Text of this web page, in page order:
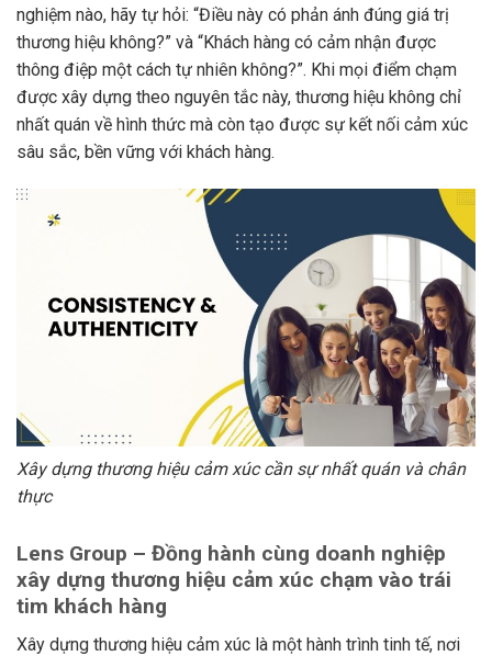
nghiệm nào, hãy tự hỏi: “Điều này có phản ánh đúng giá trị
thương hiệu không?” và “Khách hàng có cảm nhận được
thông điệp một cách tự nhiên không?”. Khi mọi điểm chạm
được xây dựng theo nguyên tắc này, thương hiệu không chỉ
nhất quán về hình thức mà còn tạo được sự kết nối cảm xúc
sâu sắc, bền vững với khách hàng.
Xây dựng thương hiệu cảm xúc cần sự nhất quán và chân
thực
Lens Group – Đồng hành cùng doanh nghiệp
xây dựng thương hiệu cảm xúc chạm vào trái
tim khách hàng
Xây dựng thương hiệu cảm xúc là một hành trình tinh tế, nơi